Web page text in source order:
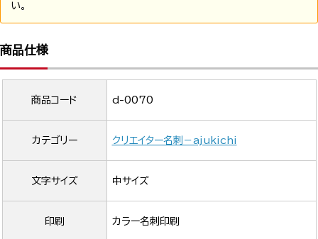
い。
商品仕様
商品コード d-0070
カテゴリー クリエイター名刺－ajukichi
文字サイズ 中サイズ
印刷 カラー名刺印刷